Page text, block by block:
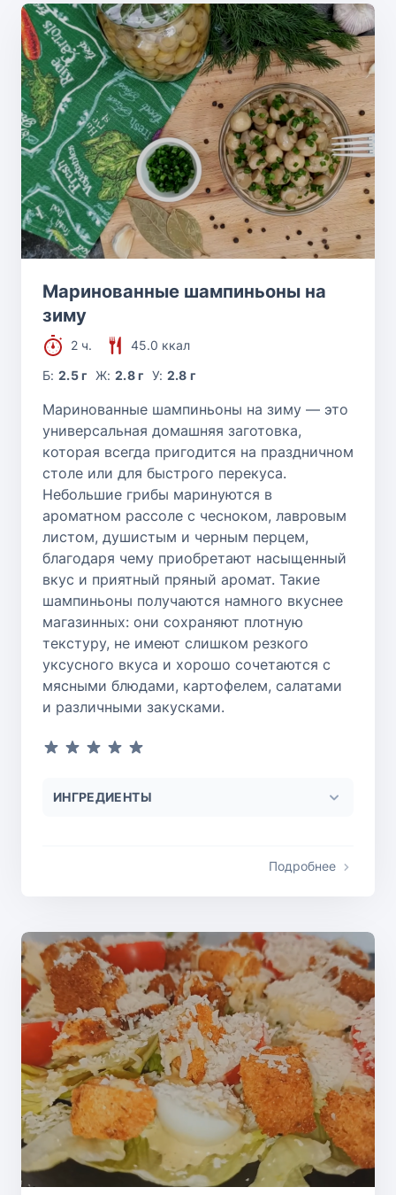
Маринованные шампиньоны на
зиму
2 ч.
45.0 ккал
Б:2.5 г Ж: 2.8 г У: 2.8 г
Маринованные шампиньоны на зиму — это
универсальная домашняя заготовка,
которая всегда пригодится на праздничном
столе или для быстрого перекуса.
Небольшие грибы маринуются в
ароматном рассоле с чесноком, лавровым
листом, душистым и черным перцем,
благодаря чему приобретают насыщенный
вкус и приятный пряный аромат. Такие
шампиньоны получаются намного вкуснее
магазинных: они сохраняют плотную
текстуру, не имеют слишком резкого
уксусного вкуса и хорошо сочетаются с
мясными блюдами, картофелем, салатами
и различными закусками.
ИНГРЕДИЕНТЫ
Подробнее